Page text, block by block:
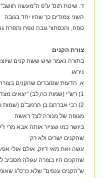
ד. שיטת תוס' ע"פ ה"מעשה חושב"
השני צמודים כך שהיו יחד בגובה
טפח, והכפתור גובה טפח והפרח
צורת הקנים
בתורה נאמר שיש ששה קנים
ניראו.
א. הדעות שסוברים שהקנים בצורה
2) רבי אברהם בן הרמב"ם (שמות
מגופה של מנורה לצד ראשה
ביושר כמו שצייר אותה אבא מרי
שהקנים ישרים ולא רק
עשה זאת מאי דיוק. אולם אולי אפשר
שהקנים היו בצורה עגולה מסביב
ש"הקנים ענפים" שלא כרס"ג